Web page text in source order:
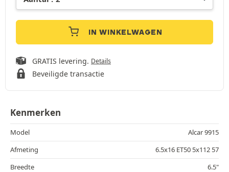
IN WINKELWAGEN
GRATIS levering. Details
Beveiligde transactie
Kenmerken
Model
Alcar 9915
Afmeting
6.5x16 ET50 5x112 57
Breedte
6.5"